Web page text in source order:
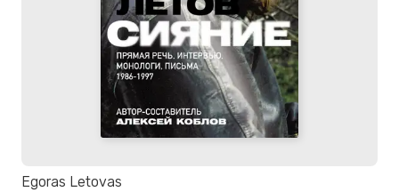
Egoras Letovas